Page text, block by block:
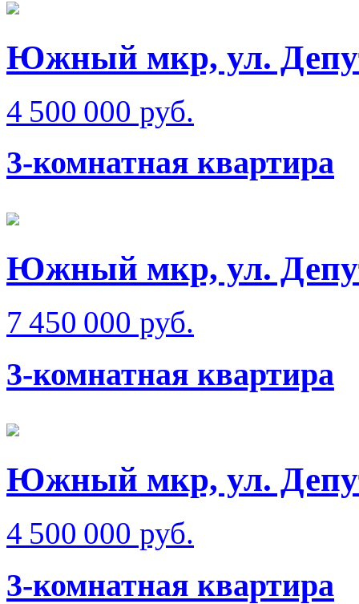
Южный мкр, ул.
4 500 000 руб.
3-комнатная квартира
Южный мкр, ул.
7 450 000 руб.
3-комнатная квартира
Южный мкр, ул.
4 500 000 руб.
3-комнатная квартира